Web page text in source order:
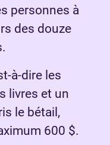
personnes à
des douze
à-dire les
livres et un
le bétail,
600 $.